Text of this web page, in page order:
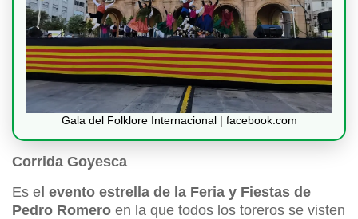
Gala del Folklore Internacional | facebook.com
Corrida Goyesca
Es el evento estrella de la Feria y Fiestas de
Pedro Romero en la que todos los toreros se visten